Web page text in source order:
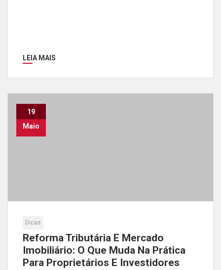
LEIA MAIS
19
Maio
Dicas
Reforma Tributária E Mercado
Imobiliário: O Que Muda Na Prática
Para Proprietários E Investidores